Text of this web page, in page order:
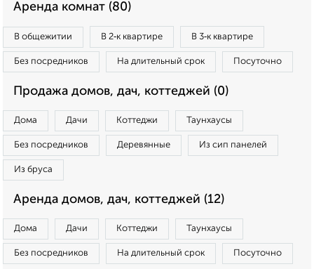
Аренда комнат (80)
В общежитии В 2‑к квартире В 3‑к квартире
Без посредников На длительный срок Посуточно
Продажа домов, дач, коттеджей (0)
Дома Дачи Коттеджи Таунхаусы
Без посредников Деревянные Из сип панелей
Из бруса
Аренда домов, дач, коттеджей (12)
Дома Дачи Коттеджи Таунхаусы
Без посредников На длительный срок Посуточно